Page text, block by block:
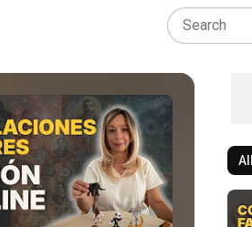
Play all
All